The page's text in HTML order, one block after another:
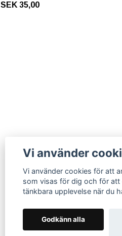
SEK 35,00
Vi använder
Vi använder cookies för att
som visas för dig och för att
tänkbara upplevelse när du
Godkänn alla